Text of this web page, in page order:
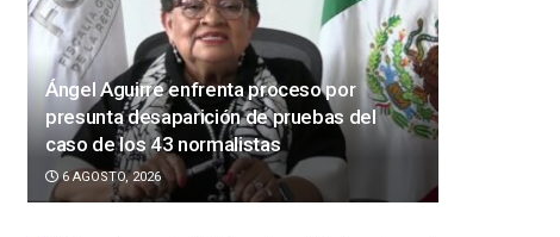
Ángel Aguirre enfrenta proceso por
presunta desaparición de pruebas del
caso de los 43 normalistas
6 AGOSTO, 2026